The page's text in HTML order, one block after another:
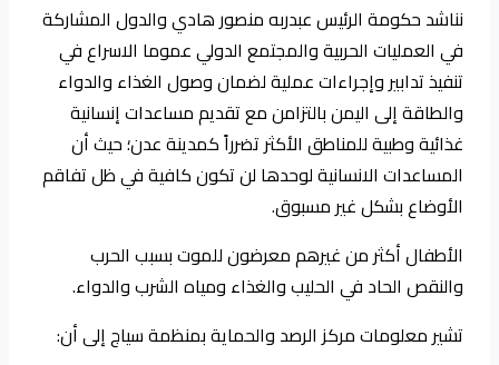
نناشد حكومة الرئيس عبدربه منصور هادي والدول المشاركة
في العمليات الحربية والمجتمع الدولي عموما الاسراع في
تنفيذ تدابير وإجراءات عملية لضمان وصول الغذاء والدواء
والطاقة إلى اليمن بالتزامن مع تقديم مساعدات إنسانية
غذائية وطبية للمناطق الأكثر تضرراً كمدينة عدن؛ حيث أن
المساعدات الانسانية لوحدها لن تكون كافية في ظل تفاقم
الأوضاع بشكل غير مسبوق.
الأطفال أكثر من غيرهم معرضون للموت بسبب الحرب
والنقص الحاد في الحليب والغذاء ومياه الشرب والدواء.
تشير معلومات مركز الرصد والحماية بمنظمة سياج إلى أن: